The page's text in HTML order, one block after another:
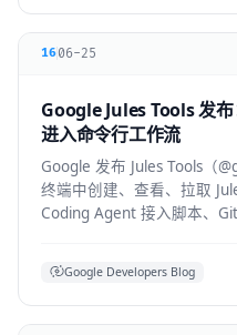
1606-25
Google Jules Tools 发
进入命令行工作流
Google 发布 Jules Tools（
终端中创建、查看、拉取
Coding Agent 接入脚本、
Google Developers Blog